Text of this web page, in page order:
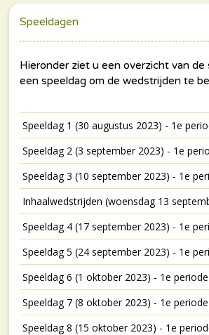
Speeldagen
Speeldag 1 (30 augustus 2023) - 1e
Speeldag 2 (3 september 2023) - 1e
Speeldag 3 (10 september 2023) - 1e
Inhaalwedstrijden (woensdag 13
Speeldag 4 (17 september 2023) - 1e
Speeldag 5 (24 september 2023) - 1e
Speeldag 6 (1 oktober 2023) - 1e periode
Speeldag 7 (8 oktober 2023) - 1e periode
Speeldag 8 (15 oktober 2023) - 1e